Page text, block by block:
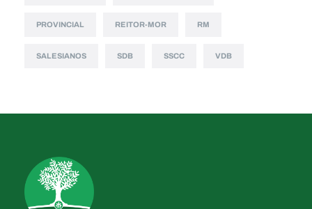
PROVINCIAL REITOR-MOR RM
SALESIANOS SDB SSCC VDB